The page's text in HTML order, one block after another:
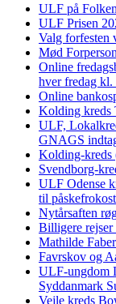
ULF på
ULF Prisen
Valg forfesten
Mød
Online
hver fredag kl.
Online
Kolding kreds
ULF,
GNAGS
Kolding-kreds
Svendborg-
ULF Odense
til
Nytårsaften
Billigere
Mathilde
Favrskov og
ULF-ungdom
Syddanmark
Vejle kreds